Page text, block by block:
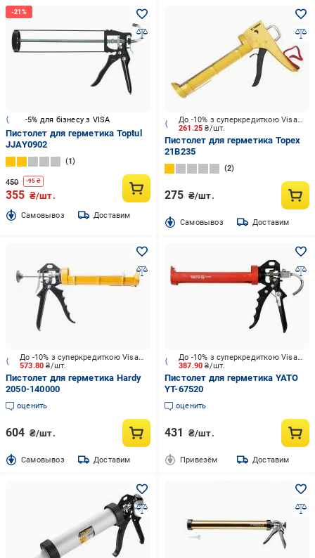
-5% для бізнесу з VISA
Пистолет для герметика Toptul
JJAY0902
1
450 -95 ₴
355 ₴/шт.
Cамовывоз Доставим
261.25₴/шт.
До -10% з суперкредиткою Visa Вигода
Пистолет для герметика Topex
21В235
2
275 ₴/шт.
Cамовывоз Доставим
573.80₴/шт.
До -10% з суперкредиткою Visa Вигода
Пистолет для герметика Hardy
2050-140000
оценить
604 ₴/шт.
Cамовывоз Доставим
387.90₴/шт.
До -10% з суперкредиткою Visa Вигода
Пистолет для герметика YATO
YT-67520
оценить
431 ₴/шт.
Привезём Доставим